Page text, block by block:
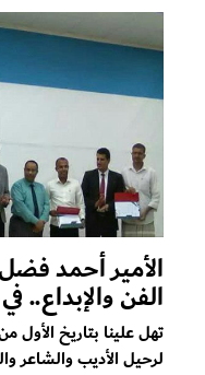
الأمير أحمد
الفن والإبداع..
لرحيل الأديب والشاعر